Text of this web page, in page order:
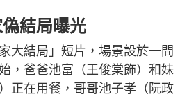
偽結局曝光
大結局」短片，場景設於一間
，爸爸池富（王俊棠飾）和妹
正在用餐，哥哥池子孝（阮政